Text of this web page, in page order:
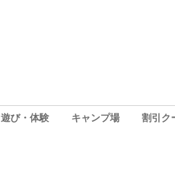
遊び・体験 キャンプ場 割引ク